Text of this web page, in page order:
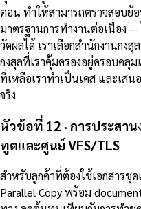
ตอน ทำให้สามารถตรวจสอบ
มาตรฐานการทำงานต่อเนื่อง
วัดผลได้ เราเลือกสำนักงานกง
กงสุลที่เราคุ้มครองอยู่ครอบคลุ
ที่เหลือเราทำเป็นเคส และเส
จริง
หัวข้อที่ 12 · การประสา
ทูตและศูนย์ VFS/TLS
สำหรับลูกค้าที่ต้องใช้เอกสารชุ
Parallel Copy พร้อม